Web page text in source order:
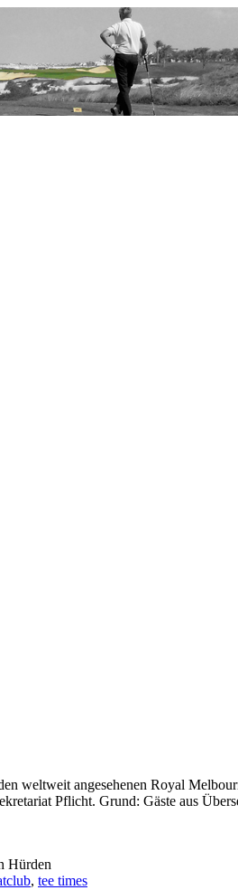
weltweit angesehenen Royal
Pflicht. Grund: Gäste aus
Hürden
, tee times